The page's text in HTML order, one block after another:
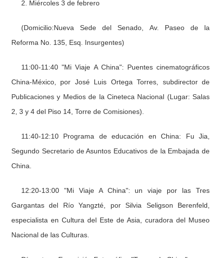
2. Miércoles 3 de febrero
(Domicilio:Nueva Sede del Senado, Av. Paseo de la
Reforma No. 135, Esq. Insurgentes)
11:00-11:40 "Mi Viaje A China": Puentes cinematográficos
China-México, por José Luis Ortega Torres, subdirector de
Publicaciones y Medios de la Cineteca Nacional (Lugar: Salas
2, 3 y 4 del Piso 14, Torre de Comisiones).
11:40-12:10 Programa de educación en China: Fu Jia,
Segundo Secretario de Asuntos Educativos de la Embajada de
China.
12:20-13:00 "Mi Viaje A China": un viaje por las Tres
Gargantas del Río Yangzté, por Silvia Seligson Berenfeld,
especialista en Cultura del Este de Asia, curadora del Museo
Nacional de las Culturas.